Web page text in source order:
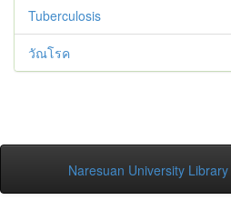
Tuberculosis
วัณโรค
Naresuan University Library